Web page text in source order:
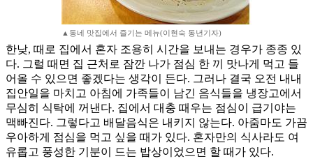
▲동네 맛집에서 즐기는 메뉴(이현숙 동년기자)
한낮, 때로 집에서 혼자 조용히 시간을 보내는 경우가 종종 있
다. 그럴 때면 집 근처로 잠깐 나가 점심 한 끼 맛나게 먹고 들
어올 수 있으면 좋겠다는 생각이 든다. 그러나 결국 오전 내내
집안일을 마치고 아침에 가족들이 남긴 음식들을 냉장고에서
무심히 식탁에 꺼낸다. 집에서 대충 때우는 점심이 급기야는
맥빠진다. 그렇다고 배달음식은 내키지 않는다. 아줌마도 가끔
우아하게 점심을 먹고 싶을 때가 있다. 혼자만의 식사라도 여
유롭고 풍성한 기분이 드는 밥상이었으면 할 때가 있다.